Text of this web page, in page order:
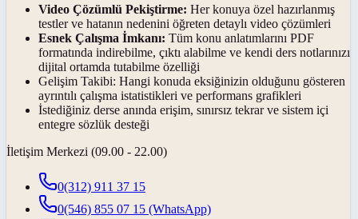
Video Çözümlü Pekiştirme: Her konuya özel hazırlanmış
testler ve hatanın nedenini öğreten detaylı video çözümleri
Esnek Çalışma İmkanı: Tüm konu anlatımlarını PDF
formatında indirebilme, çıktı alabilme ve kendi ders notlarınızı
dijital ortamda tutabilme özelliği
Gelişim Takibi: Hangi konuda eksiğinizin olduğunu gösteren
ayrıntılı çalışma istatistikleri ve performans grafikleri
İstediğiniz derse anında erişim, sınırsız tekrar ve sistem içi
entegre sözlük desteği
İletişim Merkezi (09.00 - 22.00)
0(312) 911 37 15
0(546) 855 07 15 (WhatsApp)